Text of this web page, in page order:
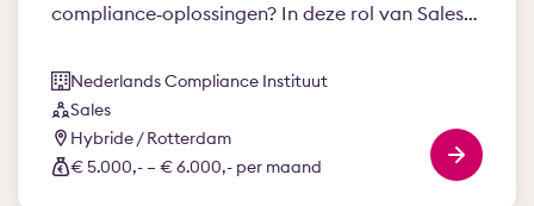
compliance‑oplossingen? In deze rol van Sales…
Nederlands Compliance Instituut
Sales
Hybride / Rotterdam
€ 5.000,- – € 6.000,- per maand